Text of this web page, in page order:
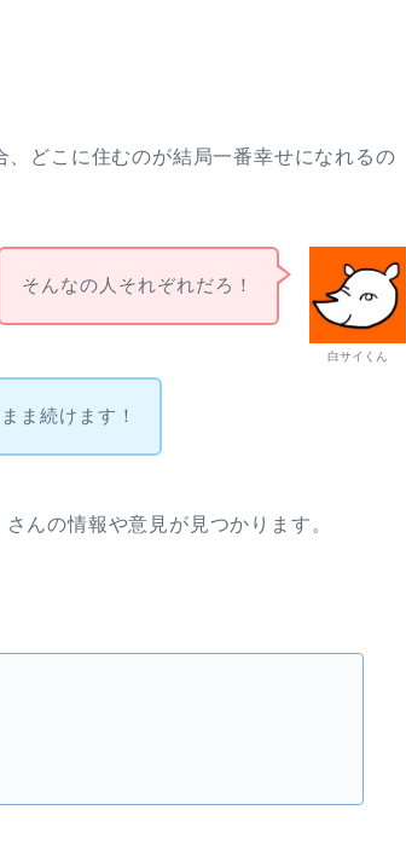
どこに住むのが結局一番幸せになれるの
白サイくん
そんなの人それぞれだろ！
ま続けます！
んの情報や意見が見つかります。